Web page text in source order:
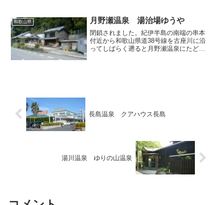
に集まってきて、毎日の...
和歌山県 月野瀬温泉 湯治場ゆうや
閉鎖されました。紀伊半島の南端の串本
付近から和歌山県道38号線を古座川に沿
ってしばらく遡ると月野瀬温泉にたどり
長島温泉 クアハウス長島
湯川温泉 ゆりの山温泉